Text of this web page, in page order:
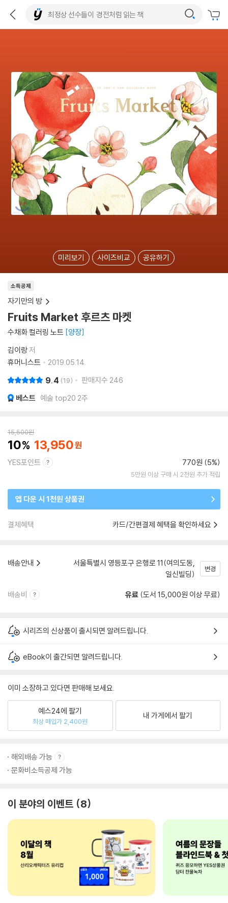
미리보기 사이즈비교 공유하기
소득공제
자기만의 방
Fruits Market 후르츠 마켓
수채화 컬러링 노트 양장
김이랑저
휴머니스트
2019.05.14.
9.4 19 판매지수 246
베스트 예술 top20 2주
15,500원
10 13,950
YES포인트 770원 (5%)
5만원 이상 구매 시 2천원 추가 적립
앱 다운 시 1천원 상품권
결제혜택 카드/간편결제 혜택을 확인하세요
배송안내
서울특별시 영등포구 은행로 11(여의도동,
일신빌딩)
변경
배송비 유료 (도서 15,000원 이상 무료)
시리즈의 신상품이 출시되면 알려드립니다.
eBook이 출간되면 알려드립니다.
이미 소장하고 있다면 판매해 보세요.
예스24에 팔기
최상 매입가 2,400원
내 가게에서 팔기
해외배송 가능
문화비소득공제 가능
이 분야의 이벤트 8